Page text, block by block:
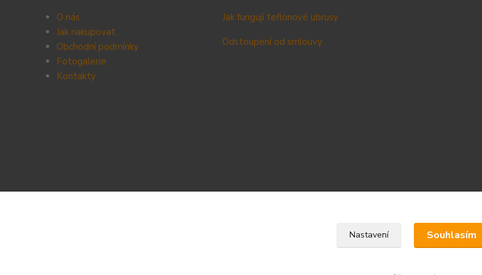
O nás
Jak nakupovat
Obchodní podmínky
Fotogalerie
Kontakty
Jak fungují teflonové ubrusy
Odstoupení od smlouvy
Upravit sběr cookies.
Nastavení Souhlasím